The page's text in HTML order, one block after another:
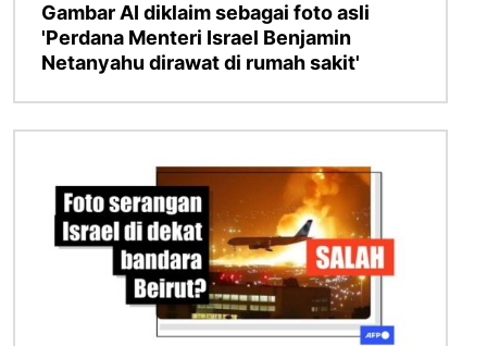
Gambar AI diklaim sebagai foto asli
'Perdana Menteri Israel Benjamin
Netanyahu dirawat di rumah sakit'